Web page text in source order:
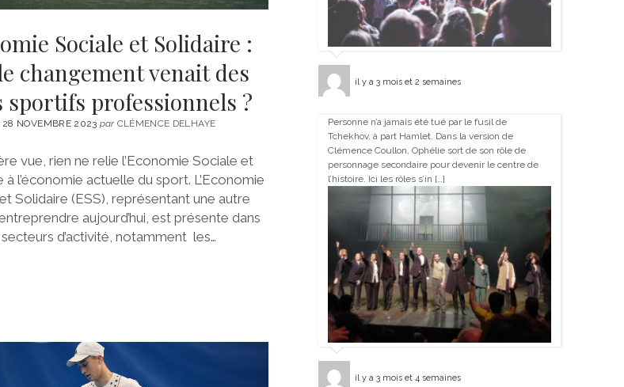
Sociale et Solidaire :
changement venait des
sportifs professionnels ?
28 NOVEMBRE 2023parCLÉMENCE DELHAYE
vue, rien ne relie l’Economie Sociale et
à l’économie actuelle du sport. L’Economie
Solidaire (ESS), représentant une autre
aujourd’hui, est présente dans
d’activité, notamment les…
il y a 3 mois et 2 semaines
Personne n’a jamais été tué par le fusil de
Tchekhov, à part Hamlet. Dans la version de
Clémence Coullon, Ophélie sort de son rôle de
personnage secondaire pour devenir le centre de
l’histoire. Ici les rôles s’in […]
il y a 3 mois et 4 semaines